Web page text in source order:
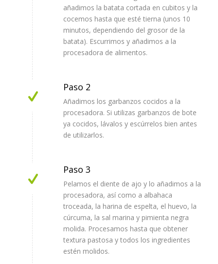
añadimos la batata cortada en cubitos y la
cocemos hasta que esté tierna (unos 10
minutos, dependiendo del grosor de la
batata). Escurrimos y añadimos a la
procesadora de alimentos.
Paso 2
Añadimos los garbanzos cocidos a la
procesadora. Si utilizas garbanzos de bote
ya cocidos, lávalos y escúrrelos bien antes
de utilizarlos.
Paso 3
Pelamos el diente de ajo y lo añadimos a la
procesadora, así como a albahaca
troceada, la harina de espelta, el huevo, la
cúrcuma, la sal marina y pimienta negra
molida. Procesamos hasta que obtener
textura pastosa y todos los ingredientes
estén molidos.